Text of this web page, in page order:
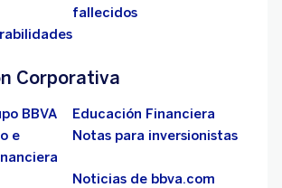
fallecidos
Corporativa
BBVA
Educación Financiera
e
Notas para inversionistas
Noticias de bbva.com